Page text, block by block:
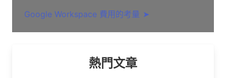
Google Workspace 費用的考量 ➤
熱門文章